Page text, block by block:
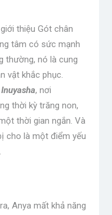
thiệu Gót chân
tâm có sức mạnh
thường, nó là cung
vật khắc phục.
Inuyasha, nơi
thời kỳ trăng non,
thời gian ngắn. Và
cho là một điểm yếu
Anya mất khả năng